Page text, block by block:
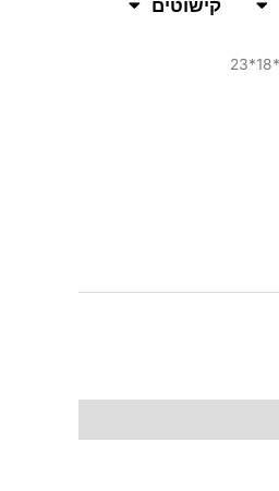
קישוטים